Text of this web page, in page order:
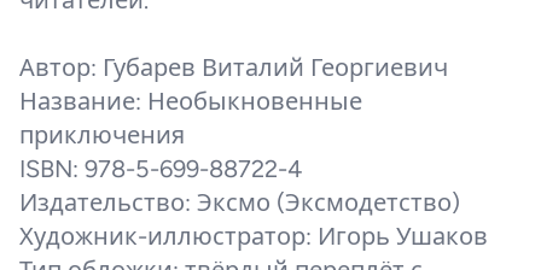
Автор: Губарев Виталий Георгиевич
Название: Необыкновенные
приключения
ISBN: 978-5-699-88722-4
Издательство: Эксмо (Эксмодетство)
Художник-иллюстратор: Игорь Ушаков